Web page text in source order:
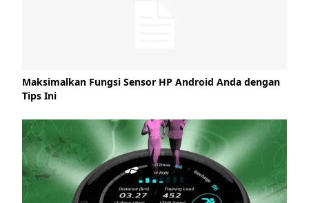
Maksimalkan Fungsi Sensor HP Android Anda dengan
Tips Ini